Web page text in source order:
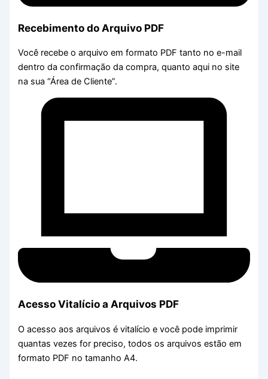
Recebimento do Arquivo PDF
Você recebe o arquivo em formato PDF tanto no e-mail
dentro da confirmação da compra, quanto aqui no site
na sua “Área de Cliente”.
Acesso Vitalício a Arquivos PDF
O acesso aos arquivos é vitalício e você pode imprimir
quantas vezes for preciso, todos os arquivos estão em
formato PDF no tamanho A4.